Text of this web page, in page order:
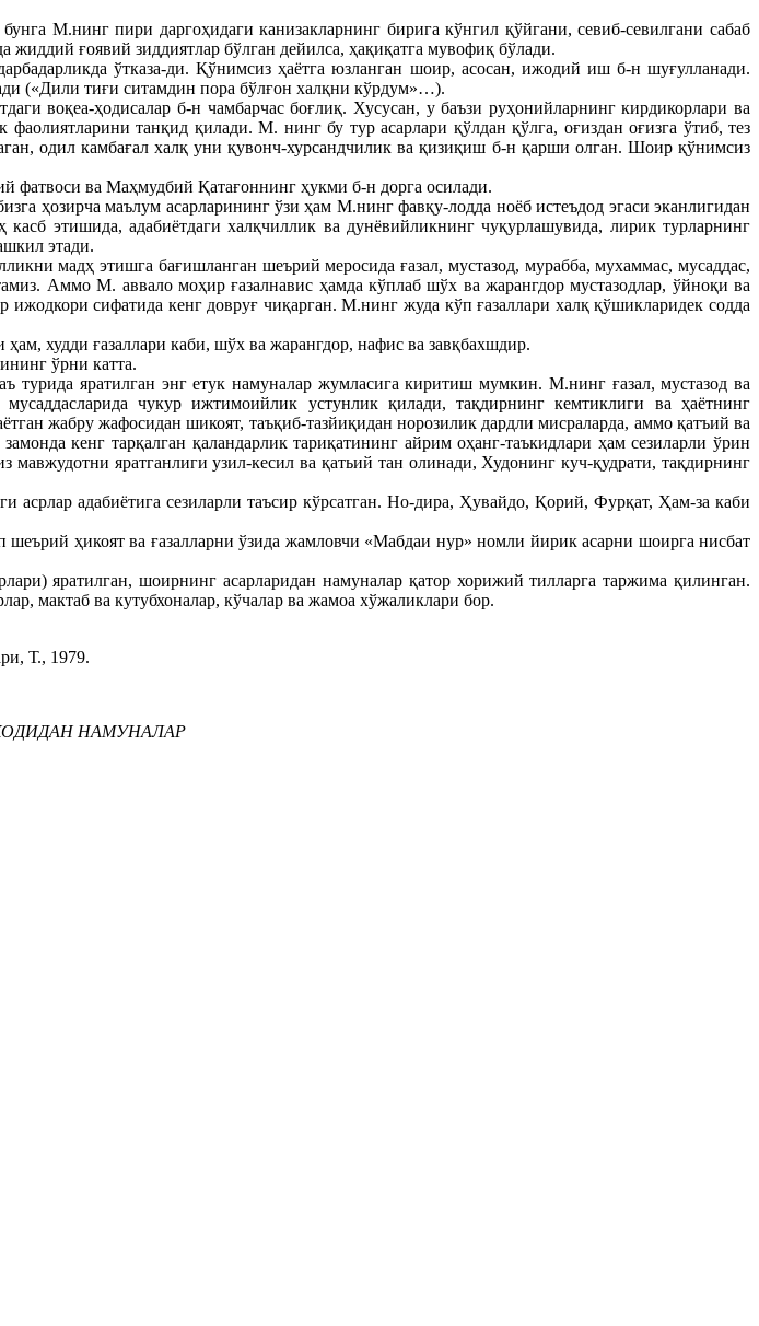
М.нинг пири даргоҳидаги канизакларнинг бирига кўнгил қўйгани, севиб-севилгани сабаб
ғоявий зиддиятлар бўлган дейилса, ҳақиқатга мувофиқ бўлади.
ўтказа-ди. Қўнимсиз ҳаётга юзланган шоир, асосан, ижодий иш б-н шуғулланади.
(«Дили тиғи ситамдин пора бўлғон халқни кўрдум»…).
воқеа-ҳодисалар б-н чамбарчас боғлиқ. Хусусан, у баъзи руҳонийларнинг кирдикорлари ва
танқид қилади. М. нинг бу тур асарлари қўлдан қўлга, оғиздан оғизга ўтиб, тез
одил камбағал халқ уни қувонч-хурсандчилик ва қизиқиш б-н қарши олган. Шоир қўнимсиз
ва Маҳмудбий Қатағоннинг ҳукми б-н дорга осилади.
ҳозирча маълум асарларининг ўзи ҳам М.нинг фавқу-лодда ноёб истеъдод эгаси эканлигидан
этишида, адабиётдаги халқчиллик ва дунёвийликнинг чуқурлашувида, лирик турларнинг
этади.
мадҳ этишга бағишланган шеърий меросида ғазал, мустазод, мурабба, мухаммас, мусаддас,
Аммо М. аввало моҳир ғазалнавис ҳамда кўплаб шўх ва жарангдор мустазодлар, ўйноқи ва
сифатида кенг довруғ чиқарган. М.нинг жуда кўп ғазаллари халқ қўшикларидек содда
худди ғазаллари каби, шўх ва жарангдор, нафис ва завқбахшдир.
ўрни катта.
турида яратилган энг етук намуналар жумласига киритиш мумкин. М.нинг ғазал, мустазод ва
чукур ижтимоийлик устунлик қилади, тақдирнинг кемтиклиги ва ҳаётнинг
жабру жафосидан шикоят, таъқиб-тазйиқидан норозилик дардли мисраларда, аммо қатъий ва
кенг тарқалган қаландарлик тариқатининг айрим оҳанг-таъкидлари ҳам сезиларли ўрин
яратганлиги узил-кесил ва қатьий тан олинади, Худонинг куч-қудрати, тақдирнинг
адабиётига сезиларли таъсир кўрсатган. Но-дира, Ҳувайдо, Қорий, Фурқат, Ҳам-за каби
ҳикоят ва ғазалларни ўзида жамловчи «Мабдаи нур» номли йирик асарни шоирга нисбат
яратилган, шоирнинг асарларидан намуналар қатор хорижий тилларга таржима қилинган.
мактаб ва кутубхоналар, кўчалар ва жамоа хўжаликлари бор.
Т., 1979.
НАМУНАЛАР